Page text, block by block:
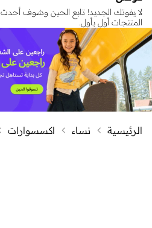
لا يفوتك الجديد! تابع الحين وشوف أحدث
المنتجات أول بأول.
الرئيسية نساء اكسسوارات